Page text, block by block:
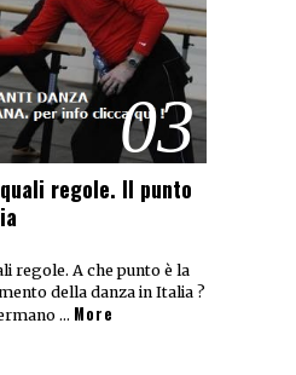
03
regole. Il punto
regole. A che punto è la
della danza in Italia ?
… More